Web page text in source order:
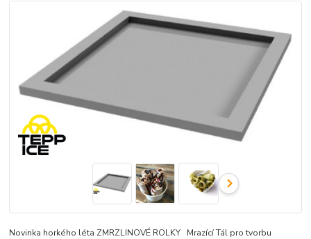
Novinka horkého léta ZMRZLINOVÉ ROLKY Mrazící Tál pro tvorbu